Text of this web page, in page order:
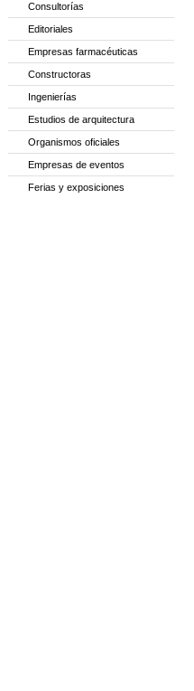
Consultorías
Editoriales
Empresas farmacéuticas
Constructoras
Ingenierías
Estudios de arquitectura
Organismos oficiales
Empresas de eventos
Ferias y exposiciones